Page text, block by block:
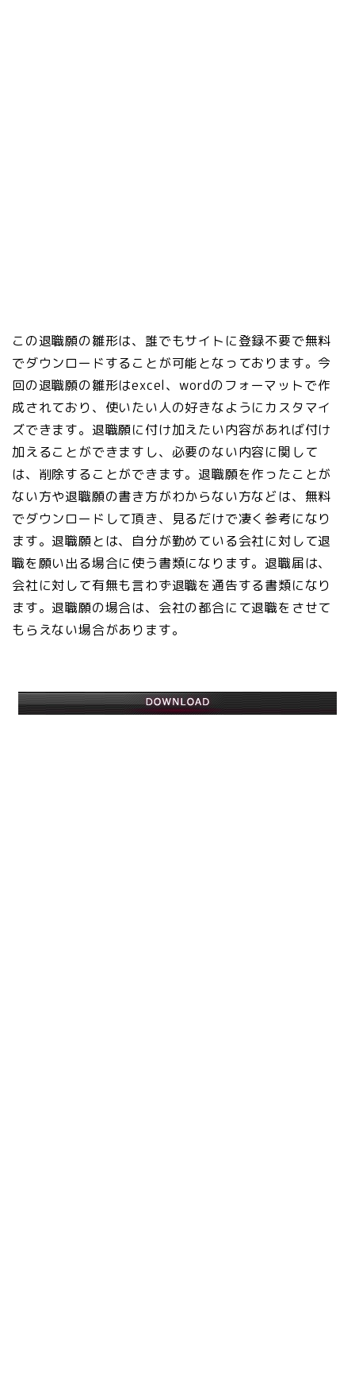
この退職願の雛形は、誰でもサイトに登録不要で無料
でダウンロードすることが可能となっております。今
回の退職願の雛形はexcel、wordのフォーマットで作
成されており、使いたい人の好きなようにカスタマイ
ズできます。退職願に付け加えたい内容があれば付け
加えることができますし、必要のない内容に関して
は、削除することができます。退職願を作ったことが
ない方や退職願の書き方がわからない方などは、無料
でダウンロードして頂き、見るだけで凄く参考になり
ます。退職願とは、自分が勤めている会社に対して退
職を願い出る場合に使う書類になります。退職届は、
会社に対して有無も言わず退職を通告する書類になり
ます。退職願の場合は、会社の都合にて退職をさせて
もらえない場合があります。